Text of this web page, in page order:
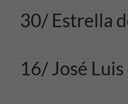
30/ Estrella
16/ José